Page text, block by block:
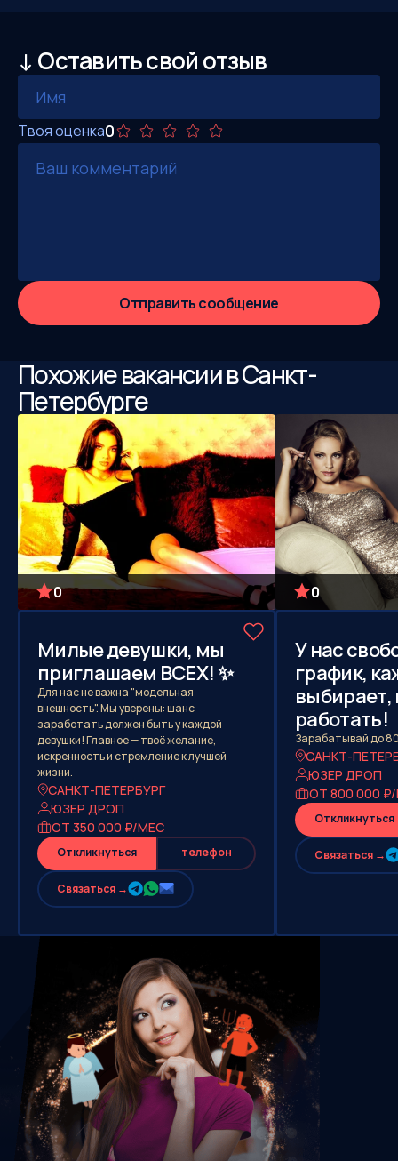
↓ Оставить свой отзыв
Твоя оценка0
Отправить сообщение
Похожие вакансии в Санкт-
Петербурге
0
Милые девушки, мы
приглашаем ВСЕХ! ✨
Для нас не важна "модельная
внешность". Мы уверены: шанс
заработать должен быть у каждой
девушки! Главное — твоё желание,
искренность и стремление к лучшей
жизни.
САНКТ-ПЕТЕРБУРГ
ЮЗЕР ДРОП
ОТ 350 000 ₽/МЕС
Откликнуться телефон
Cвязаться →
0
У нас
график,
выбирает,
работать!
Зарабатывай до
САНКТ-
ЮЗЕР ДРОП
ОТ 800 000
Откликнуться
Cвязаться →